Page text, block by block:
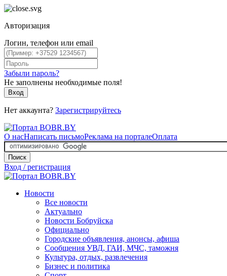
Авторизация
Логин, телефон или email
Забыли пароль?
Не заполнены необходимые поля!
Вход
Нет аккаунта? Зарегистрируйтесь
О насНаписать письмоРеклама на порталеОплата
Поиск
Вход / регистрация
Новости
Все новости
Актуально
Новости Бобруйска
Официально
Городские объявления, анонсы, афиша
Сообщения УВД, ГАИ, МЧС, таможня
Культура, отдых, развлечения
Бизнес и политика